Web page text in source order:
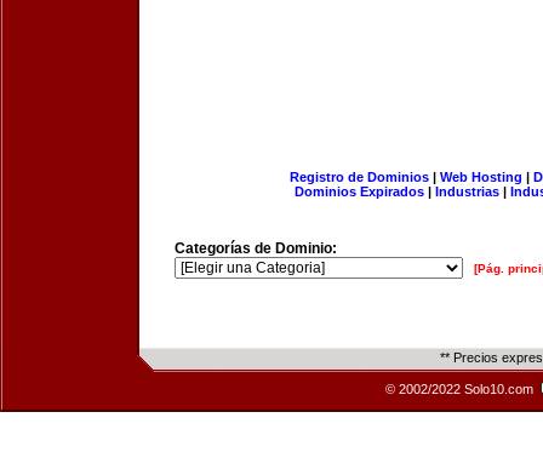
Registro de Dominios| Web Hosting |
Dominios Expirados | Industrias |
Categorías de Dominio:
[Pág.
** Precios
© 2002/2022 Solo10.com